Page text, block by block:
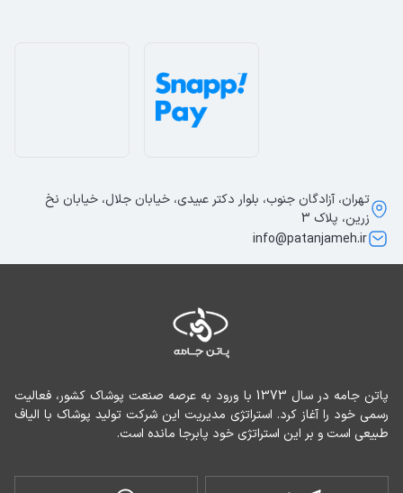
طبیعی است و بر این استراتژی خود پابرجا مانده است.
تهران، آزادگان جنوب، بلوار دکتر عبیدی، خیابان جلال، خیابان نخ
زرین، پلاک 3
info@patanjameh.ir